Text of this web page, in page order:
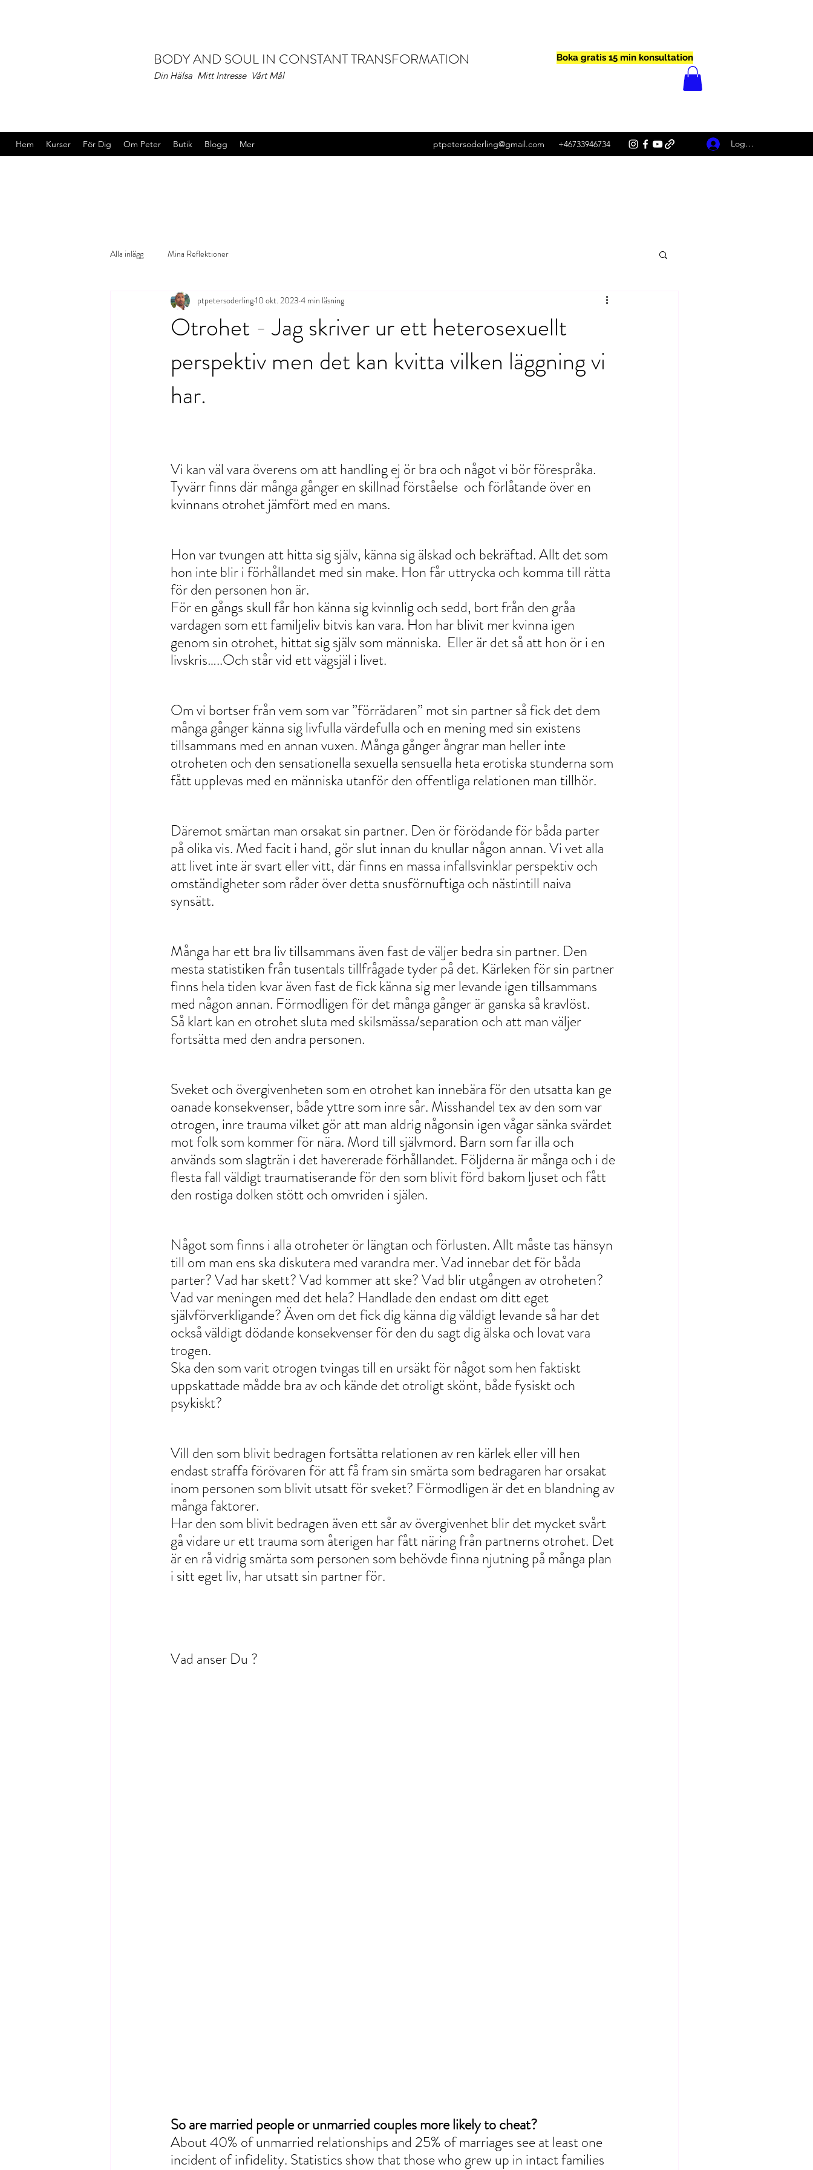
BODY AND SOUL IN CONSTANT TRANSFORMATION
Din Hälsa Mitt Intresse Vårt Mål
Boka gratis 15 min konsultation
Hem Kurser För Dig Om Peter Butik Blogg Mer ptpetersoderling@gmail.com +46733946734 Logga in
Alla inlägg Mina Reflektioner
Otrohet - Jag skriver ur ett heterosexuellt
perspektiv men det kan kvitta vilken läggning vi
har.
ptpetersoderling10 okt. 2023 4 min läsning
Vi kan väl vara överens om att handling ej ör bra och något vi bör förespråka.
Tyvärr finns där många gånger en skillnad förståelse  och förlåtande över en
kvinnans otrohet jämfört med en mans.
Hon var tvungen att hitta sig själv, känna sig älskad och bekräftad. Allt det som
hon inte blir i förhållandet med sin make. Hon får uttrycka och komma till rätta
för den personen hon är.
För en gångs skull får hon känna sig kvinnlig och sedd, bort från den gråa
vardagen som ett familjeliv bitvis kan vara. Hon har blivit mer kvinna igen
genom sin otrohet, hittat sig själv som människa.  Eller är det så att hon ör i en
livskris…..Och står vid ett vägsjäl i livet.
Om vi bortser från vem som var ”förrädaren” mot sin partner så fick det dem
många gånger känna sig livfulla värdefulla och en mening med sin existens
tillsammans med en annan vuxen. Många gånger ångrar man heller inte
otroheten och den sensationella sexuella sensuella heta erotiska stunderna som
fått upplevas med en människa utanför den offentliga relationen man tillhör.
Däremot smärtan man orsakat sin partner. Den ör förödande för båda parter
på olika vis. Med facit i hand, gör slut innan du knullar någon annan. Vi vet alla
att livet inte är svart eller vitt, där finns en massa infallsvinklar perspektiv och
omständigheter som råder över detta snusförnuftiga och nästintill naiva
synsätt.
Många har ett bra liv tillsammans även fast de väljer bedra sin partner. Den
mesta statistiken från tusentals tillfrågade tyder på det. Kärleken för sin partner
finns hela tiden kvar även fast de fick känna sig mer levande igen tillsammans
med någon annan. Förmodligen för det många gånger är ganska så kravlöst.
Så klart kan en otrohet sluta med skilsmässa/separation och att man väljer
fortsätta med den andra personen.
Sveket och övergivenheten som en otrohet kan innebära för den utsatta kan ge
oanade konsekvenser, både yttre som inre sår. Misshandel tex av den som var
otrogen, inre trauma vilket gör att man aldrig någonsin igen vågar sänka svärdet
mot folk som kommer för nära. Mord till självmord. Barn som far illa och
används som slagträn i det havererade förhållandet. Följderna är många och i de
flesta fall väldigt traumatiserande för den som blivit förd bakom ljuset och fått
den rostiga dolken stött och omvriden i själen.
Något som finns i alla otroheter ör längtan och förlusten. Allt måste tas hänsyn
till om man ens ska diskutera med varandra mer. Vad innebar det för båda
parter? Vad har skett? Vad kommer att ske? Vad blir utgången av otroheten?
Vad var meningen med det hela? Handlade den endast om ditt eget
självförverkligande? Även om det fick dig känna dig väldigt levande så har det
också väldigt dödande konsekvenser för den du sagt dig älska och lovat vara
trogen.
Ska den som varit otrogen tvingas till en ursäkt för något som hen faktiskt
uppskattade mådde bra av och kände det otroligt skönt, både fysiskt och
psykiskt?
Vill den som blivit bedragen fortsätta relationen av ren kärlek eller vill hen
endast straffa förövaren för att få fram sin smärta som bedragaren har orsakat
inom personen som blivit utsatt för sveket? Förmodligen är det en blandning av
många faktorer.
Har den som blivit bedragen även ett sår av övergivenhet blir det mycket svårt
gå vidare ur ett trauma som återigen har fått näring från partnerns otrohet. Det
är en rå vidrig smärta som personen som behövde finna njutning på många plan
i sitt eget liv, har utsatt sin partner för.
Vad anser Du ?
So are married people or unmarried couples more likely to cheat?
About 40% of unmarried relationships and 25% of marriages see at least one
incident of infidelity. Statistics show that those who grew up in intact families